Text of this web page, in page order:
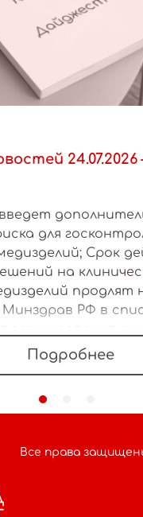
24.07.2026
для
Срок
на
продлят
РФ в
регулирования
Подробнее
Все права